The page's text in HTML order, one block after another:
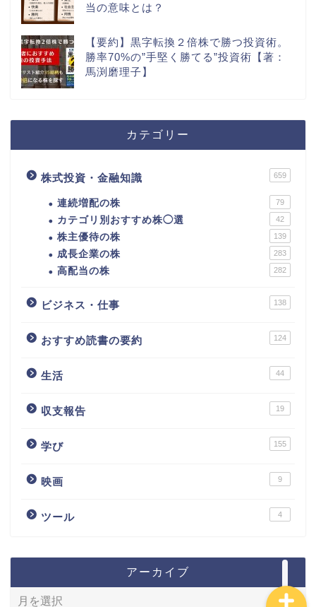
当の意味とは？
【要約】黒字転換２倍株で勝つ投資術。
勝率70%の”手堅く勝てる”投資術【著：
馬渕磨理子】
カテゴリー
株式投資・金融知識 659
連続増配の株 79
カテゴリ別おすすめ株◯選 42
株主優待の株 139
成長企業の株 283
高配当の株 282
ビジネス・仕事 138
おすすめ読書の要約 124
生活 44
収支報告 19
学び 155
映画 9
ツール 4
アーカイブ